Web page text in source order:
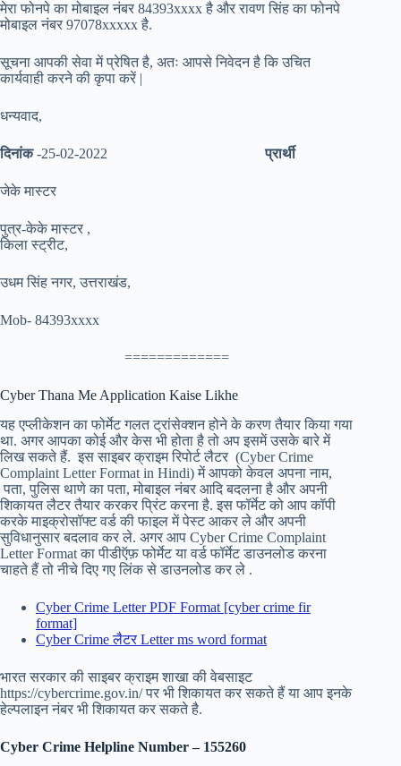
मेरा फोनपे का मोबाइल नंबर 84393xxxx है और रावण सिंह का फोनपे
मोबाइल नंबर 97078xxxxx है.
सूचना आपकी सेवा में प्रेषित है, अतः आपसे निवेदन है कि उचित
कार्यवाही करने की कृपा करें |
धन्यवाद,
दिनांक-25-02-2022 प्रार्थी
जेके मास्टर
पुत्र-केके मास्टर ,
किला स्ट्रीट,
उधम सिंह नगर, उत्तराखंड,
Mob- 84393xxxx
=============
Cyber Thana Me Application Kaise Likhe
यह एप्लीकेशन का फोर्मेट गलत ट्रांसेक्शन होने के करण तैयार किया गया
था. अगर आपका कोई और केस भी होता है तो अप इसमें उसके बारे में
लिख सकते हैं. इस साइबर क्राइम रिपोर्ट लैटर (Cyber Crime
Complaint Letter Format in Hindi) में आपको केवल अपना नाम,
पता, पुलिस थाणे का पता, मोबाइल नंबर आदि बदलना है और अपनी
शिकायत लैटर तैयार करकर प्रिंट करना है. इस फॉर्मेट को आप कॉपी
करके माइक्रोसॉफ्ट वर्ड की फाइल में पेस्ट आकर ले और अपनी
सुविधानुसार बदलाव कर ले. अगर आप Cyber Crime Complaint
Letter Format का पीडीऍफ़ फोर्मेट या वर्ड फॉर्मेट डाउनलोड करना
चाहते हैं तो नीचे दिए गए लिंक से डाउनलोड कर ले .
Cyber Crime Letter PDF Format [cyber crime fir
format]
Cyber Crime लैटर Letter ms word format
भारत सरकार की साइबर क्राइम शाखा की वेबसाइट
https://cybercrime.gov.in/ पर भी शिकायत कर सकते हैं या आप इनके
हेल्पलाइन नंबर भी शिकायत कर सकते है.
Cyber Crime Helpline Number – 155260